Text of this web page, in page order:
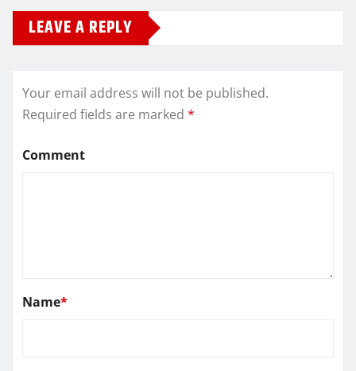
LEAVE A REPLY
Your email address will not be published.
Required fields are marked *
Comment
Name*